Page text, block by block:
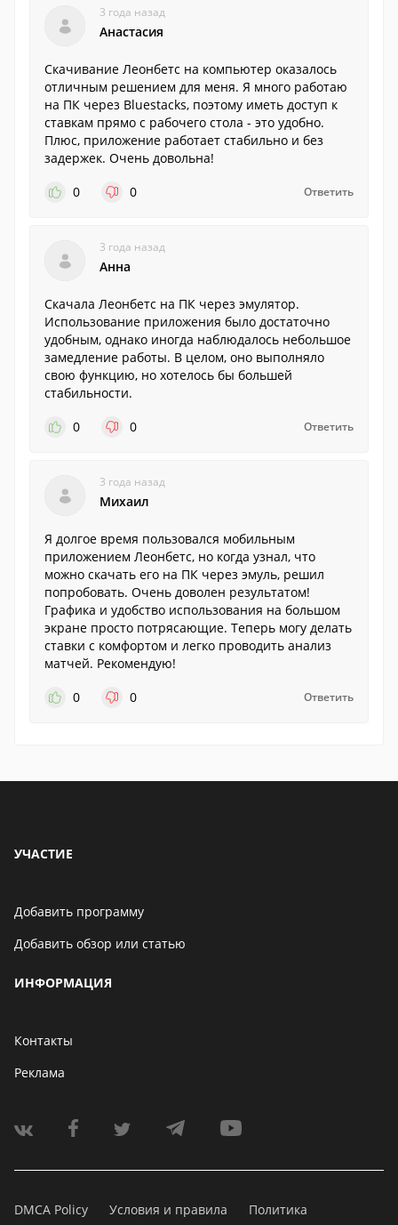
3 года назад
Анастасия
Скачивание Леонбетс на компьютер оказалось
отличным решением для меня. Я много работаю
на ПК через Bluestacks, поэтому иметь доступ к
ставкам прямо с рабочего стола - это удобно.
Плюс, приложение работает стабильно и без
задержек. Очень довольна!
0
0 Ответить
3 года назад
Анна
Скачала Леонбетс на ПК через эмулятор.
Использование приложения было достаточно
удобным, однако иногда наблюдалось небольшое
замедление работы. В целом, оно выполняло
свою функцию, но хотелось бы большей
стабильности.
0
0 Ответить
3 года назад
Михаил
Я долгое время пользовался мобильным
приложением Леонбетс, но когда узнал, что
можно скачать его на ПК через эмуль, решил
попробовать. Очень доволен результатом!
Графика и удобство использования на большом
экране просто потрясающие. Теперь могу делать
ставки с комфортом и легко проводить анализ
матчей. Рекомендую!
0
0 Ответить
УЧАСТИЕ
Добавить программу
Добавить обзор или статью
ИНФОРМАЦИЯ
Контакты
Реклама
DMCA Policy Условия и правила
Политика